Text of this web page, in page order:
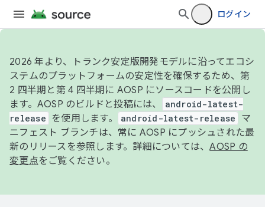
ログイン
2026 年より、トランク安定版開発モデルに沿ってエコシ
ステムのプラットフォームの安定性を確保するため、第
2 四半期と第 4 四半期に AOSP にソースコードを公開し
ます。AOSP のビルドと投稿には、
android-latest-
release
を使用します。 android-latest-release
マ
ニフェスト ブランチは、常に AOSP にプッシュされた最
新のリリースを参照します。詳細については、AOSP の
変更点をご覧ください。